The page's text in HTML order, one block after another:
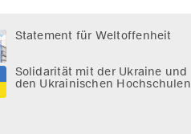
Statement für Weltoffenheit
Solidarität mit der Ukraine und
den Ukrainischen Hochschulen